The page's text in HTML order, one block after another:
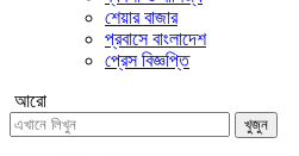
শেয়ার বাজার
প্রবাসে বাংলাদেশ
প্রেস বিজ্ঞপ্তি
আরো
খুজুন